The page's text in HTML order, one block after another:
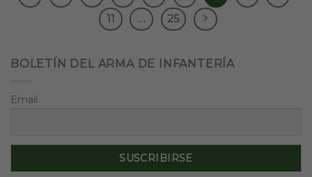
11
… 25
BOLETÍN DEL ARMA DE INFANTERÍA
Email